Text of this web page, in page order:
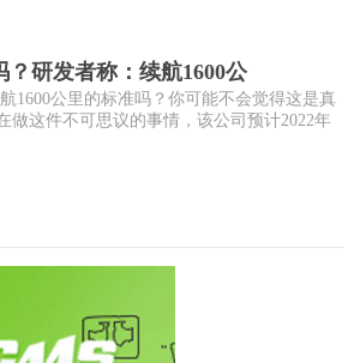
研发者称：续航1600公
1600公里的标准吗？你可能不会觉得这是真
做这件不可思议的事情，该公司预计2022年